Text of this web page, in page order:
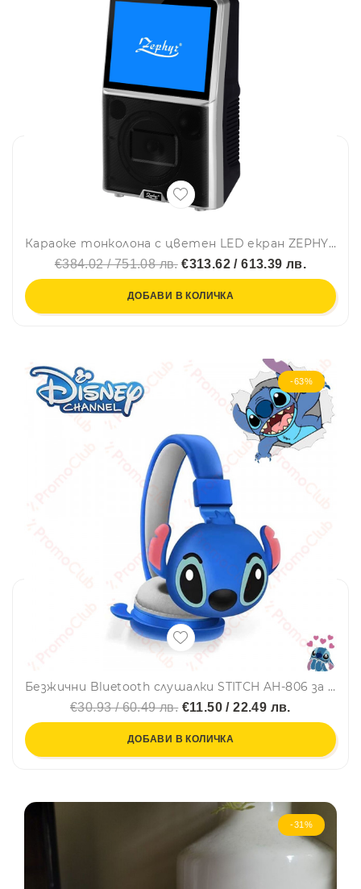
Караоке тонколона с цветен LED екран ZEPHYR ZP 9999 E, 8 инча, Активна, Bluetooth, MP3, 2 бр. безжични микрофона, 12V/4.5Ah, Черен
€384.02 / 751.08 лв.€313.62 / 613.39 лв.
ДОБАВИ В КОЛИЧКА
-63%
Безжични Bluetooth слушалки SТITСH AH-806 за деца, aнимационни, сгъваеми и регулируеми, вграден микрофон, сини
€30.93 / 60.49 лв.€11.50 / 22.49 лв.
ДОБАВИ В КОЛИЧКА
-31%